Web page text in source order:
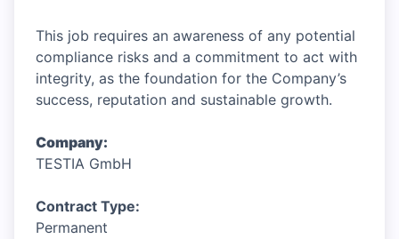
This job requires an awareness of any potential
compliance risks and a commitment to act with
integrity, as the foundation for the Company’s
success, reputation and sustainable growth.
Company:
TESTIA GmbH
Contract Type:
Permanent